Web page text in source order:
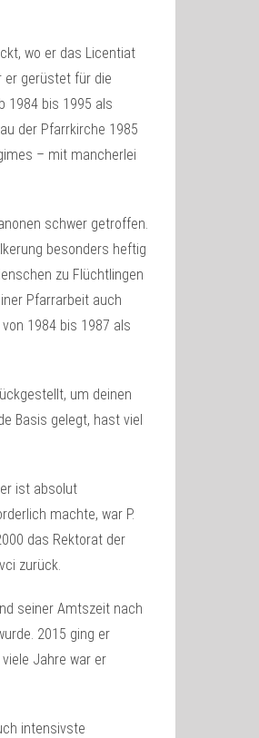
wo er das Licentiat
er gerüstet für die
1984 bis 1995 als
der Pfarrkirche 1985
– mit mancherlei
schwer getroffen.
besonders heftig
zu Flüchtlingen
Pfarrarbeit auch
1984 bis 1987 als
um deinen
Basis gelegt, hast viel
ist absolut
machte, war P.
das Rektorat der
zurück.
seiner Amtszeit nach
2015 ging er
Jahre war er
intensivste